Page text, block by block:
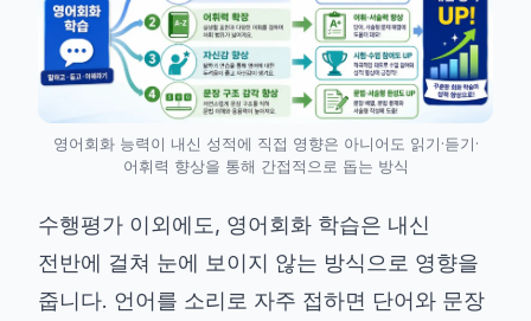
영어회화 능력이 내신 성적에 직접 영향은 아니어도 읽기·듣기·
어휘력 향상을 통해 간접적으로 돕는 방식
수행평가 이외에도, 영어회화 학습은 내신
전반에 걸쳐 눈에 보이지 않는 방식으로 영향을
줍니다. 언어를 소리로 자주 접하면 단어와 문장